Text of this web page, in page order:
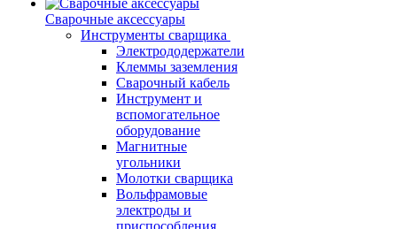
Сварочные аксессуары
Инструменты сварщика
Электрододержатели
Клеммы заземления
Сварочный кабель
Инструмент и
вспомогательное
оборудование
Магнитные
угольники
Молотки сварщика
Вольфрамовые
электроды и
приспособления